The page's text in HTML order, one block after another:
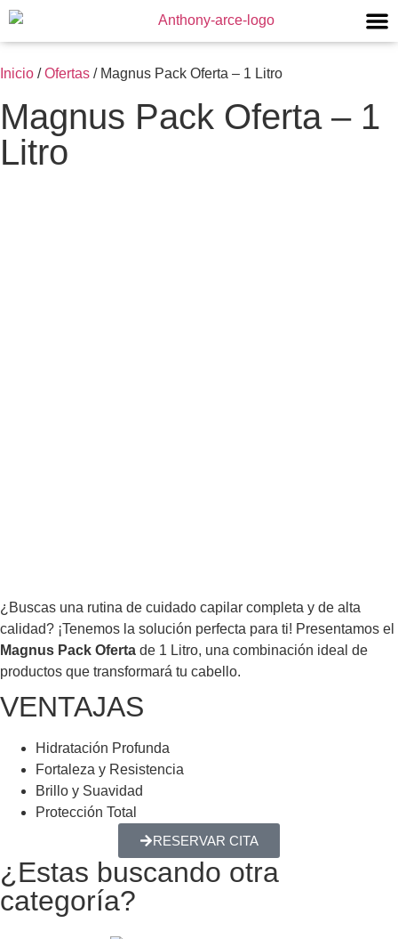
Inicio /Ofertas / Magnus Pack Oferta – 1 Litro
Magnus Pack Oferta – 1
Litro
¿Buscas una rutina de cuidado capilar completa y de alta
calidad? ¡Tenemos la solución perfecta para ti! Presentamos el
Magnus Pack Oferta de 1 Litro, una combinación ideal de
productos que transformará tu cabello.
VENTAJAS
Hidratación Profunda
Fortaleza y Resistencia
Brillo y Suavidad
Protección Total
RESERVAR CITA
¿Estas buscando otra
categoría?